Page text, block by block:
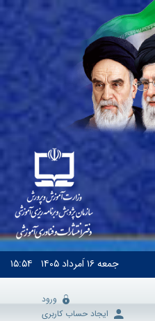
جمعه۱۶ اَمرداد ۱۴۰۵ ۱۵:۵۴
ورود
ایجاد حساب کاربری